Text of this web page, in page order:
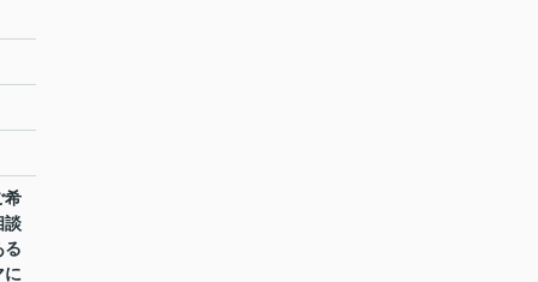
希
談
る
に